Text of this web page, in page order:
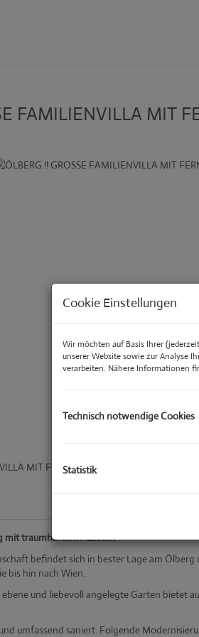
FAMILIENVILLA MIT
mit traumhaftem Ausblick
befindet sich in bester Lage am
bis hin nach Wien.
und liebevoll angelegte Garten bietet
umfassend saniert. Folgende
Cookie Einstellungen
Wir möchten auf Basis Ihrer
unserer Website sowie zur Analyse
verarbeiten. Nähere Informationen
Technisch notwendige Cookies
Statistik